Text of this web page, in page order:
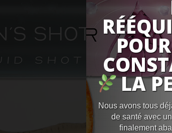
LA
Nous avons tous
de santé avec
finalement